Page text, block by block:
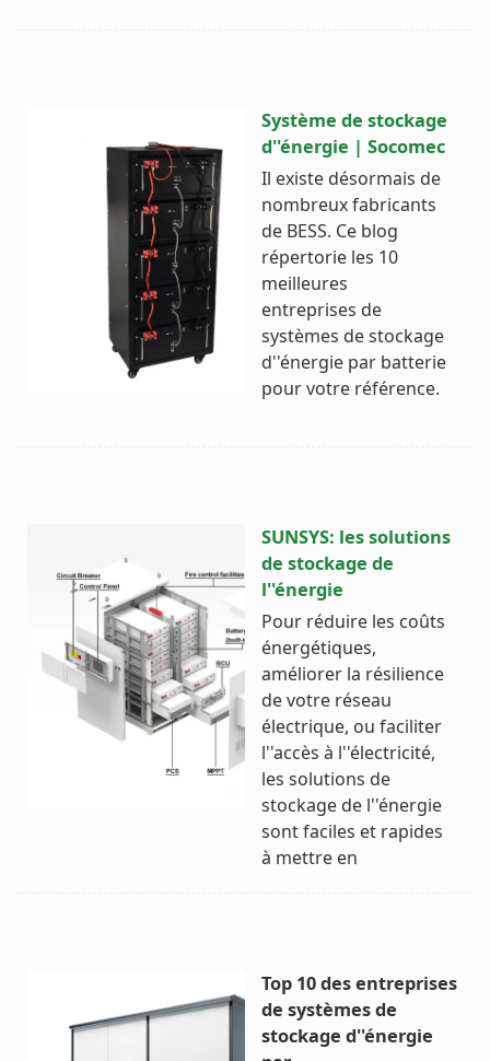
Système de stockage
d''énergie | Socomec
Il existe désormais de
nombreux fabricants
de BESS. Ce blog
répertorie les 10
meilleures
entreprises de
systèmes de stockage
d''énergie par batterie
pour votre référence.
SUNSYS: les solutions
de stockage de
l''énergie
Pour réduire les coûts
énergétiques,
améliorer la résilience
de votre réseau
électrique, ou faciliter
l''accès à l''électricité,
les solutions de
stockage de l''énergie
sont faciles et rapides
à mettre en
Top 10 des entreprises
de systèmes de
stockage d''énergie